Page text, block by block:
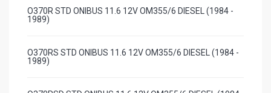
O370R STD ONIBUS 11.6 12V OM355/6 DIESEL (1984 -
1989)
O370RS STD ONIBUS 11.6 12V OM355/6 DIESEL (1984 -
1989)